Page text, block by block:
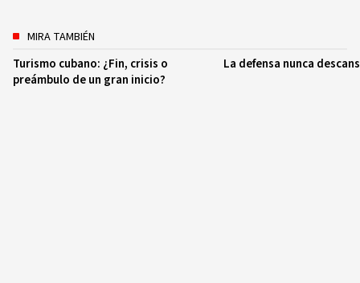
MIRA TAMBIÉN
Turismo cubano: ¿Fin, crisis o
preámbulo de un gran inicio?
La defensa nunca